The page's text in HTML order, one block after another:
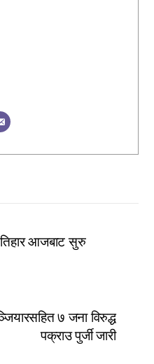
तिहार आजबाट सुरु
७ जना विरुद्ध
पक्राउ पुर्जी जारी